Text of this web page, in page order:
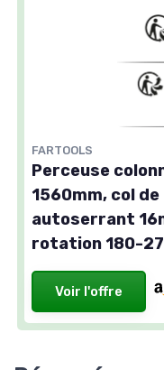
FARTOOLS
Perceuse
1560mm, col
autoserrant
rotation 180-
Voir l'offre